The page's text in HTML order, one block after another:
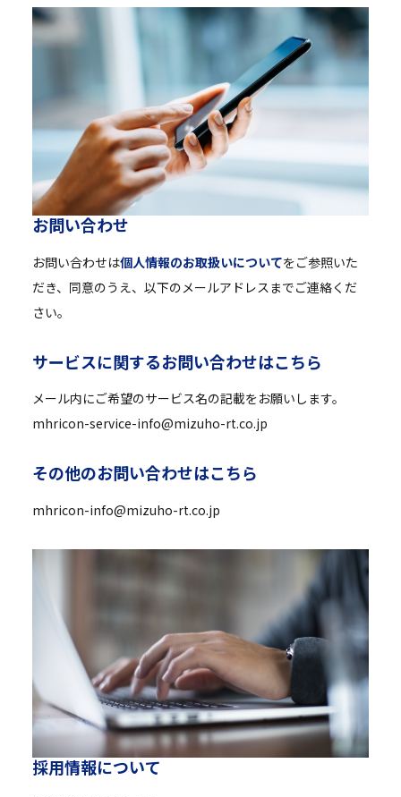
お問い合わせ
お問い合わせは個人情報のお取扱いについてをご参照いた
だき、同意のうえ、以下のメールアドレスまでご連絡くだ
さい。
サービスに関するお問い合わせはこちら
メール内にご希望のサービス名の記載をお願いします。
mhricon-service-info@mizuho-rt.co.jp
その他のお問い合わせはこちら
mhricon-info@mizuho-rt.co.jp
採用情報について